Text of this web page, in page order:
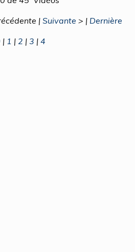
| Suivante > | Dernière
| 1 | 2 | 3 | 4